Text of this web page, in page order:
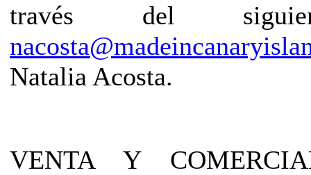
través del
Natalia Acosta.
VENTA Y